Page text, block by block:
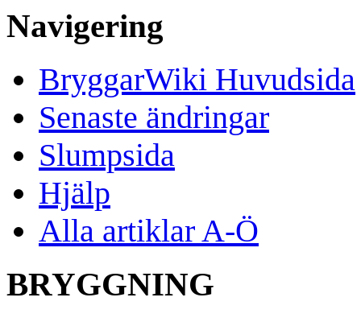
Navigering
BryggarWiki Huvudsida
Senaste ändringar
Slumpsida
Hjälp
Alla artiklar A-Ö
BRYGGNING